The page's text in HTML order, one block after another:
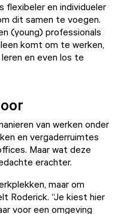
flexibeler en individueler
dit samen te voegen.
(young) professionals
komt om te werken,
en even los te
van werken onder
en vergaderruimtes
Maar wat deze
erachter.
maar om
Roderick. “Je kiest hier
voor een omgeving